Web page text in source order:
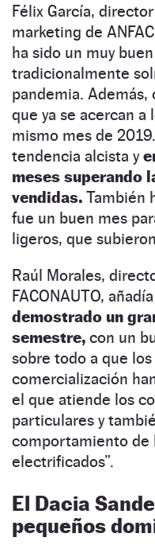
Félix García,
marketing de
ha sido un muy
tradicionalmente
pandemia.
que ya se acercan a
mismo mes de
tendencia alcista y
meses superando
vendidas. También
fue un buen mes
ligeros, que
Raúl Morales,
FACONAUTO,
demostrado un
semestre, con un
sobre todo a que
comercialización
el que atiende los
particulares y
comportamiento de
electrificados”.
El Dacia
pequeños